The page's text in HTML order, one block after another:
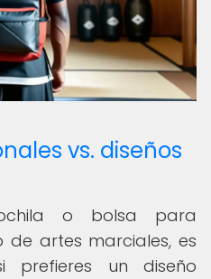
vs. diseños
o bolsa para
artes marciales, es
prefieres un diseño